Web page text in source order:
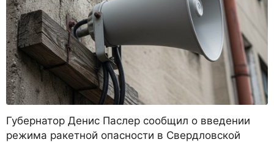
Губернатор Денис Паслер сообщил о введении
режима ракетной опасности в Свердловской